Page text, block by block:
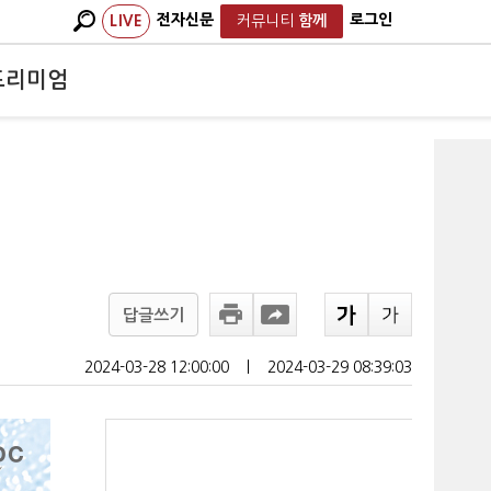
LIVE 전자신문 커뮤니티 함께 로그인
리미엄
답글쓰기
2024-03-28 12:00:00 2024-03-29 08:39:03